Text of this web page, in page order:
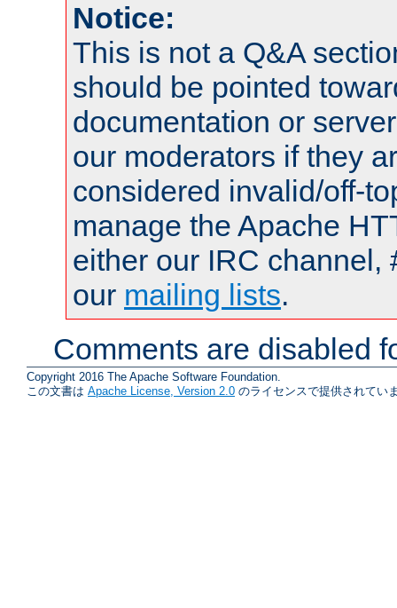
Notice:
This is not a Q&A
should be pointed
documentation or
our moderators if they
considered invalid/off-
manage the Apache
either our IRC channel,
our mailing lists.
Comments are disabled
Copyright 2016 The Apache Software Foundation.
この文書は Apache License, Version 2.0 のライセンスで提供されてい